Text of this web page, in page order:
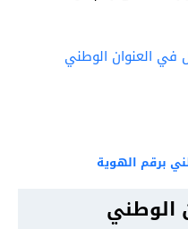
في العنوان الوطني
برقم الهوية
الوطني